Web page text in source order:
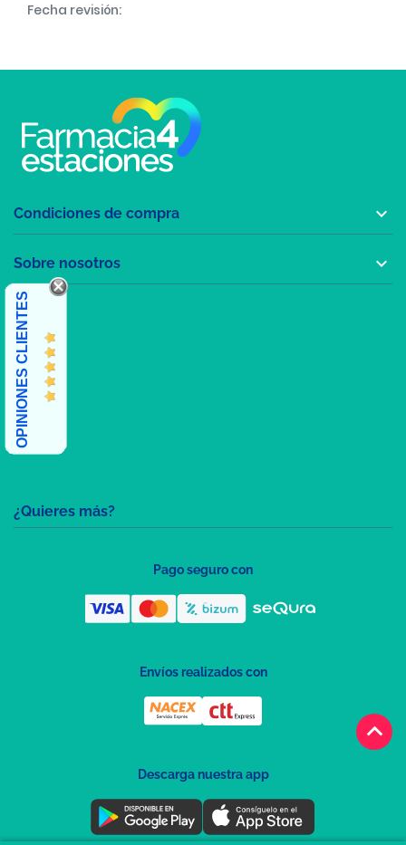
Fecha revisión:
keyboard_arrow_up
¿Quieres más?
Condiciones de compra 
Sobre nosotros 
OPINIONES CLIENTES
Pago seguro con
Envíos realizados con
Descarga nuestra app